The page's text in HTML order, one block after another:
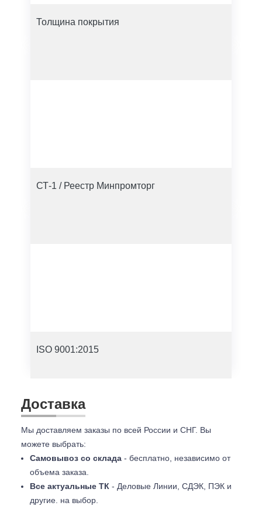
Толщина покрытия
СТ-1 / Реестр Минпромторг
ISO 9001:2015
Доставка
Мы доставляем заказы по всей России и СНГ. Вы
можете выбрать:
Самовывоз со склада - бесплатно, независимо от
объема заказа.
Все актуальные ТК - Деловые Линии, СДЭК, ПЭК и
другие. на выбор.